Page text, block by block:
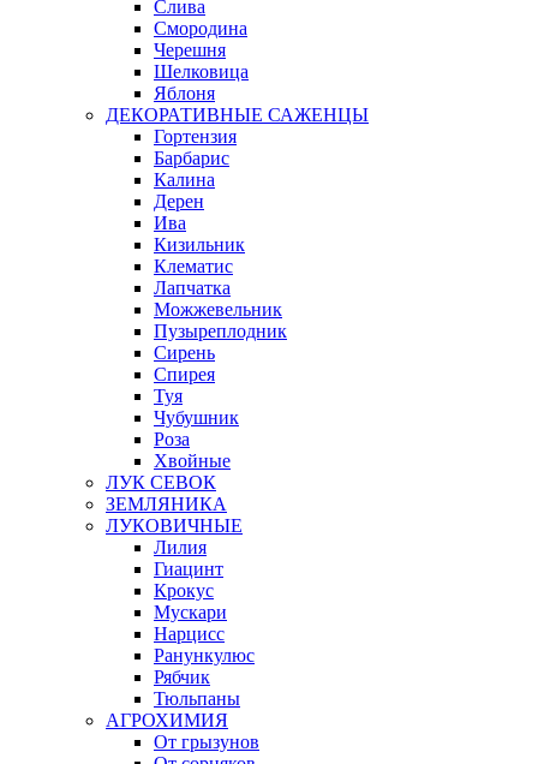
Слива
Смородина
Черешня
Шелковица
Яблоня
ДЕКОРАТИВНЫЕ САЖЕНЦЫ
Гортензия
Барбарис
Калина
Дерен
Ива
Кизильник
Клематис
Лапчатка
Можжевельник
Пузыреплодник
Сирень
Спирея
Туя
Чубушник
Роза
Хвойные
ЛУК СЕВОК
ЗЕМЛЯНИКА
ЛУКОВИЧНЫЕ
Лилия
Гиацинт
Крокус
Мускари
Нарцисс
Ранункулюс
Рябчик
Тюльпаны
АГРОХИМИЯ
От грызунов